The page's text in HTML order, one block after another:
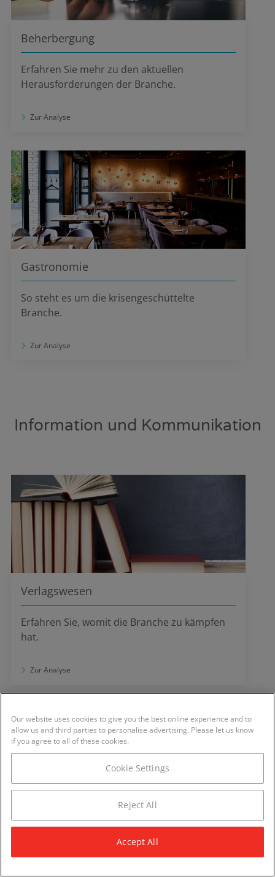
Beherbergung
Erfahren Sie mehr zu den aktuellen
Herausforderungen der Branche.
Zur Analyse
Gastronomie
So steht es um die krisengeschüttelte
Branche.
Zur Analyse
Information und Kommunikation
Verlagswesen
Erfahren Sie, womit die Branche zu kämpfen
hat.
Zur Analyse
Telekommunikationsmarkt
So steht es um die Branche.
Our website uses cookies to give you the best online experience and to
allow us and third parties to personalise advertising. Please let us know
if you agree to all of these cookies.
Cookie Settings
Reject All
Accept All